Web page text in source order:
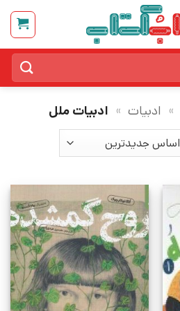
» ادبیات » ادبیات ملل